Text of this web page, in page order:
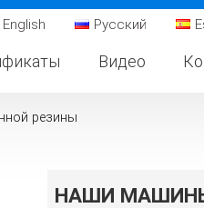
English Русский
Видео
резины
НАШИ